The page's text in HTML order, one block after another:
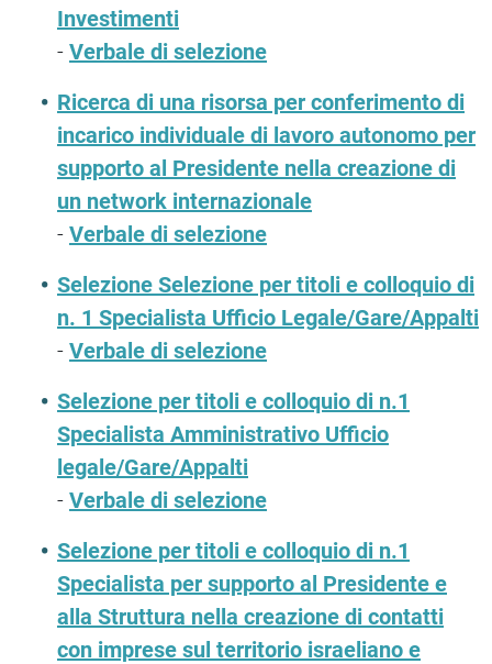
Investimenti
- Verbale di selezione
Ricerca di una risorsa per conferimento di
incarico individuale di lavoro autonomo per
supporto al Presidente nella creazione di
un network internazionale
- Verbale di selezione
Selezione Selezione per titoli e colloquio di
n. 1 Specialista Ufficio Legale/Gare/Appalti
- Verbale di selezione
Selezione per titoli e colloquio di n.1
Specialista Amministrativo Ufficio
legale/Gare/Appalti
- Verbale di selezione
Selezione per titoli e colloquio di n.1
Specialista per supporto al Presidente e
alla Struttura nella creazione di contatti
con imprese sul territorio israeliano e